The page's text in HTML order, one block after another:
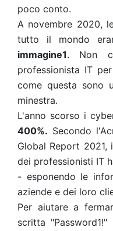
poco conto.
A novembre 2020,
tutto il mondo
immagine1. Non
professionista IT
come questa sono
minestra.
L'anno scorso i
400%. Secondo
Global Report
dei professionisti IT
- esponendo le
aziende e dei loro
Per aiutare a
scritta